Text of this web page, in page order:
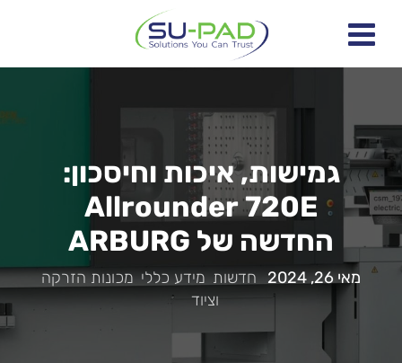
גמישות, איכות וחיסכון:
Allrounder 720E
החדשה של ARBURG
מאי 26, 2024 |חדשות,מידע כללי,מכונות הזרקה
וציוד